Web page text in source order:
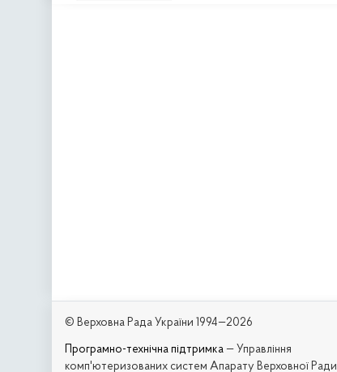
© Верховна Рада України 1994—2026
Програмно-технічна підтримка — Управління
комп'ютеризованих систем Апарату Верховної Ради